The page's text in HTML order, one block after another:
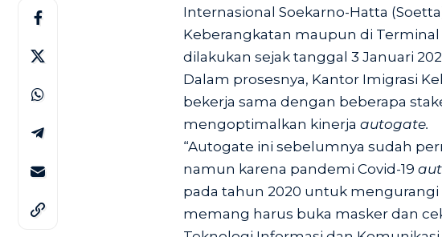
Internasional Soekarno-Hatta
Keberangkatan maupun di Terminal
dilakukan sejak tanggal 3 Januari
Dalam prosesnya, Kantor Imigrasi
bekerja sama dengan beberapa
mengoptimalkan kinerja autogate.
“Autogate ini sebelumnya sudah
namun karena pandemi Covid-19
pada tahun 2020 untuk mengurangi
memang harus buka masker dan